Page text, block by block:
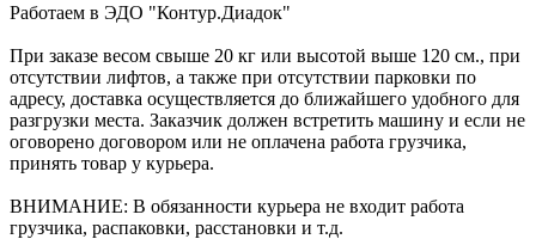
Работаем в ЭДО "Контур.Диадок"
При заказе весом свыше 20 кг или высотой выше 120 см., при
отсутствии лифтов, а также при отсутствии парковки по
адресу, доставка осуществляется до ближайшего удобного для
разгрузки места. Заказчик должен встретить машину и если не
оговорено договором или не оплачена работа грузчика,
принять товар у курьера.
ВНИМАНИЕ: В обязанности курьера не входит работа
грузчика, распаковки, расстановки и т.д.